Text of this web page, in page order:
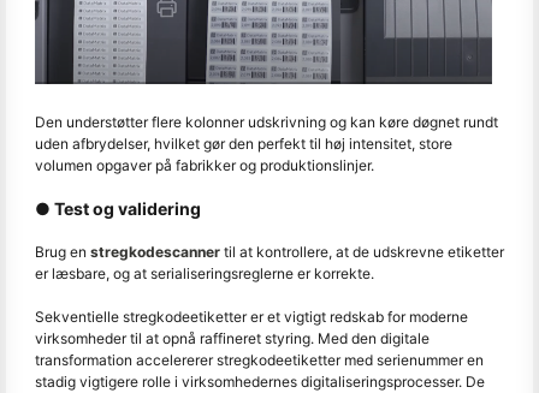
Den understøtter flere kolonner udskrivning og kan køre døgnet rundt
uden afbrydelser, hvilket gør den perfekt til høj intensitet, store
volumen opgaver på fabrikker og produktionslinjer.
● Test og validering
Brug en stregkodescanner til at kontrollere, at de udskrevne etiketter
er læsbare, og at serialiseringsreglerne er korrekte.
Sekventielle stregkodeetiketter er et vigtigt redskab for moderne
virksomheder til at opnå raffineret styring. Med den digitale
transformation accelererer stregkodeetiketter med serienummer en
stadig vigtigere rolle i virksomhedernes digitaliseringsprocesser. De